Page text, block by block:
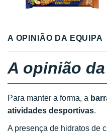
A OPINIÃO DA EQUIPA
A opinião
Para manter a forma, a
atividades desportivas.
A presença de hidratos de